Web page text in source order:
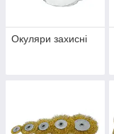
Окуляри захисні